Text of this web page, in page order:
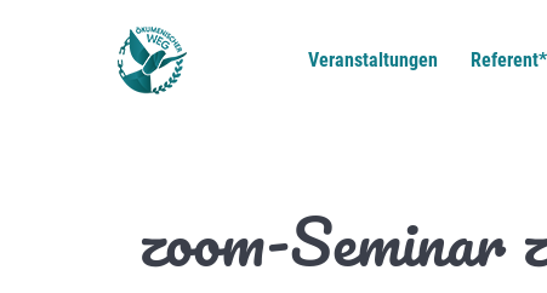
Veranstaltungen
zoom-Seminar